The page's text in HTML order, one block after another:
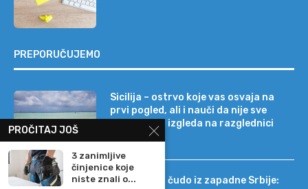
PREPORUČUJEMO
Sicilija – ostrvo koje vas osvaja na
prvi pogled, ali i nauči da nije sve
onako kako izgleda na razglednici
Tehnološko čudo iz zapadne Srbije:
PROČITAJ JOŠ
3 zanimljive
činjenice koje
niste znali o...